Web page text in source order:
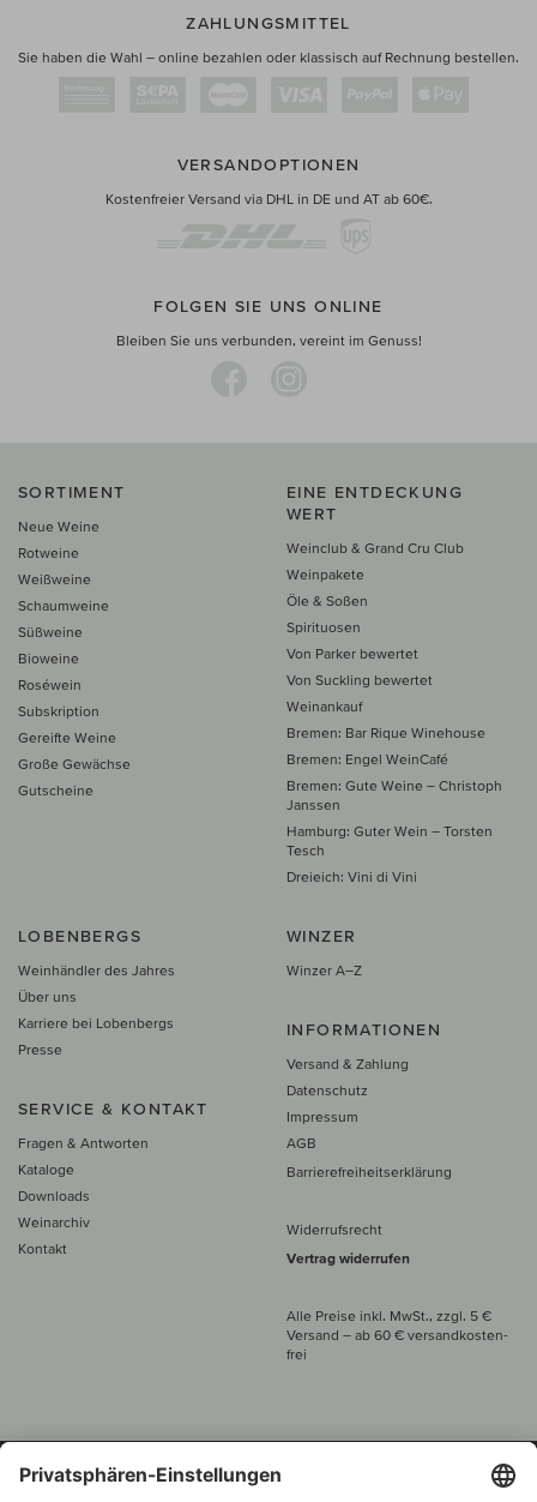
ZAHLUNGSMITTEL
Sie haben die Wahl – online bezahlen oder klassisch auf Rechnung bestellen.
VERSANDOPTIONEN
Kostenfreier Versand via DHL in DE und AT ab 60€.
FOLGEN SIE UNS ONLINE
Bleiben Sie uns verbunden, vereint im Genuss!
SORTIMENT
Neue Weine
Rotweine
Weißweine
Schaumweine
Süßweine
Bioweine
Roséwein
Subskription
Gereifte Weine
Große Gewächse
Gutscheine
EINE ENTDECKUNG
WERT
Weinclub & Grand Cru Club
Weinpakete
Öle & Soßen
Spirituosen
Von Parker bewertet
Von Suckling bewertet
Weinankauf
Bremen: Bar Rique Winehouse
Bremen: Engel WeinCafé
Bremen: Gute Weine – Christoph
Janssen
Hamburg: Guter Wein – Torsten
Tesch
Dreieich: Vini di Vini
LOBENBERGS
Weinhändler des Jahres
Über uns
Karriere bei Lobenbergs
Presse
SERVICE & KONTAKT
Fragen & Antworten
Kataloge
Downloads
Weinarchiv
Kontakt
WINZER
Winzer A–Z
INFORMATIONEN
Versand & Zahlung
Datenschutz
Impressum
AGB
Barrierefreiheitserklärung
Widerrufsrecht
Vertrag widerrufen
Alle Preise inkl. MwSt., zzgl. 5 €
Versand – ab 60 € versand­kosten­
frei